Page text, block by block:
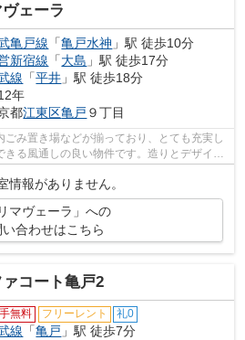
ェーラ
亀戸線 「亀戸水神 」駅 徒歩10分
新宿線 「大島 」駅 徒歩17分
線 「平井 」駅 徒歩18分
年
都江東区亀戸 ９丁目
み置き場などが揃っており、とても充実し
る風通しの良い物件です。造りとデザイン
提供で...
情報がありません。
マヴェーラ」への
い合わせはこちら
コート亀戸2
無料 フリーレント 礼0
線 「亀戸 」駅 徒歩7分